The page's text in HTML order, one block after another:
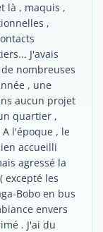
là , maquis ,
,
J'avais
nombreuses
, une
aucun projet
quartier ,
l'époque , le
accueilli
agressé la
excepté les
Bobo en bus
envers
. J'ai du